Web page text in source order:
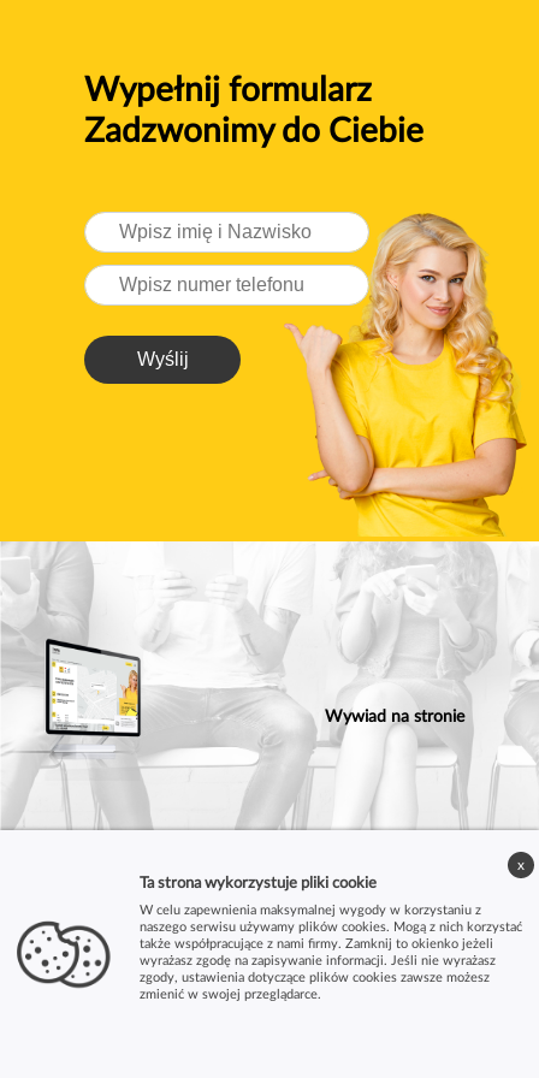
Wypełnij formularz
Zadzwonimy do Ciebie
Wyślij
Wywiad na stronie
Ta strona wykorzystuje pliki cookie
W celu zapewnienia maksymalnej wygody w korzystaniu z
naszego serwisu używamy plików cookies. Mogą z nich korzystać
także współpracujące z nami firmy. Zamknij to okienko jeżeli
wyrażasz zgodę na zapisywanie informacji. Jeśli nie wyrażasz
zgody, ustawienia dotyczące plików cookies zawsze możesz
zmienić w swojej przeglądarce.
x